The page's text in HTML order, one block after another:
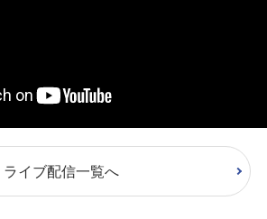
ライブ配信一覧へ